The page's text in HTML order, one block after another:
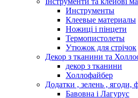
Инструменты
Клеевые материалы
Ножиці і пінцети
Термопистолеты
Утюжок для стрічок
Декор з тканини та
декор з тканини
Холлофайбер
Додатки , зелень , ягоди,
Бавовна і Лагурус